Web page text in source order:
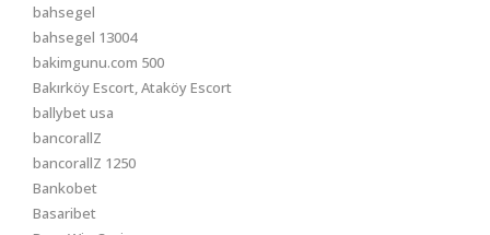
bahsegel
bahsegel 13004
bakimgunu.com 500
Bakırköy Escort, Ataköy Escort
ballybet usa
bancorallZ
bancorallZ 1250
Bankobet
Basaribet